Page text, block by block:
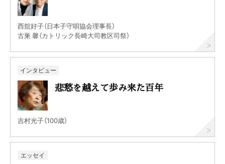
西舘好子（日本子守唄協会理事長）
古巣 馨（カトリック長崎大司教区司祭）
インタビュー
悲愁を越えて歩み来た百年
吉村光子（100歳）
エッセイ